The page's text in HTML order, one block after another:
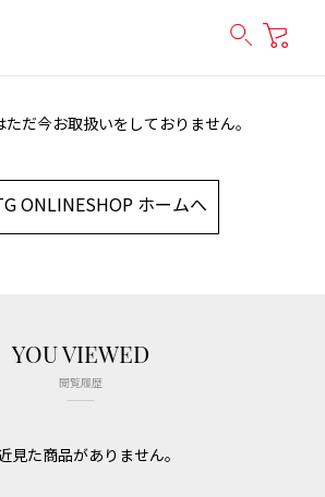
だ今お取扱いをしておりません。
ONLINESHOP ホームへ
YOU VIEWED
閲覧履歴
見た商品がありません。